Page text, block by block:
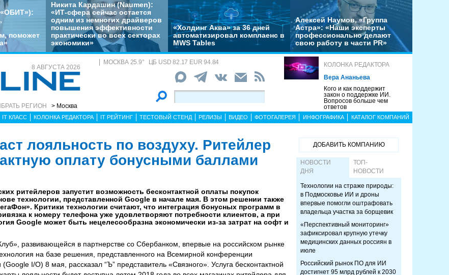
поможет
Никита Кардашин (Naumen):
«ИТ-сфера сейчас остается
одним из немногих драйверов
повышения эффективности
практически во всех секторах
экономики»
«Холдинг Аква» за 36 дней
автоматизировал комплаенс в
MWS Tables
Алексей Наумов, «Группа
Астра»: «Наши эксперты
профессионально делают
свою работу в части PR»
8 АВГУСТА 2026
РЕГИОН > Москва
МОСКВА 25.9° ЦБ USD 82.17 EUR 94.84
КОЛОНКА РЕДАКТОРА
Вера Ананьева
Кого и как поддержит
закон о поддержке ИИ.
Вопросов больше чем
ответов
IT КЛАСС КОЛОНКА РЕДАКТОРА IT РЕЙТИНГ ТЕСТОВЫЙ СТЕНД РЕЛИЗЫ ВИДЕО ФОТОГАЛЕРЕЯ ИНФОГРАФИКА КАТАЛОГ КОМПАНИЙ
лояльность по воздуху. Ритейлер
оплату бонусными баллами
ритейлеров запустит возможность бесконтактной оплаты покупок
технологии, представленной Google в начале мая. В этом решении также
Критики технологии считают, что интеграция бонусных программ в
к номеру телефона уже удовлетворяют потребности клиентов, а при
Google может быть нецелесообразна экономически из-за затрат на софт и
развивающейся в партнерстве со Сбербанком, впервые на российском рынке
на базе решения, представленного на Всемирной конференции
I/O) 8 мая, рассказал “Ъ” представитель «Связного». Услуга бесконтактной
ДОБАВИТЬ КОМПАНИЮ
НОВОСТИ
ДНЯ
ТОП-
НОВОСТИ
Технологии на страже природы:
в Подмосковье ИИ и дроны
впервые помогли оштрафовать
владельца участка за борщевик
«Перспективный мониторинг»
зафиксировал крупную утечку
медицинских данных россиян в
июле
Российский рынок ПО для ИИ
достигнет 95 млрд рублей к 2030